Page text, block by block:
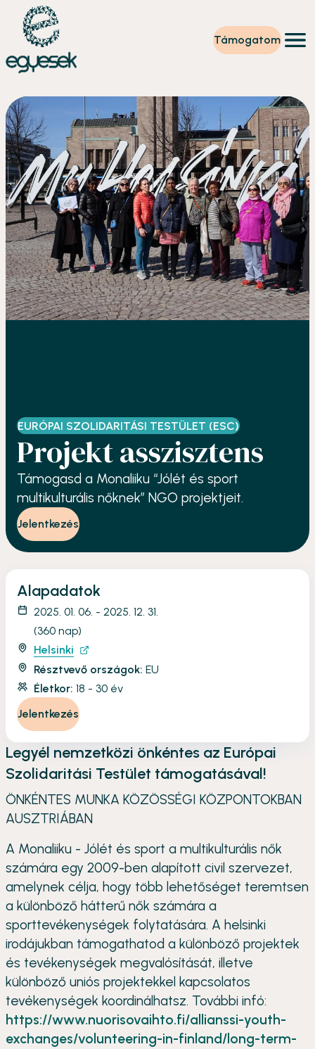
Támogatom
Képzések
Önkéntesség
Szintet lépek
Tevékenységeink
Rólunk
Partnerek
Adományzóna
Hírek
HU
EURÓPAI SZOLIDARITÁSI TESTÜLET (ESC)
Projekt asszisztens
Támogasd a Monaliiku “Jólét és sport
multikulturális nőknek” NGO projektjeit.
Jelentkezés
Legyél nemzetközi önkéntes az Európai
Szolidaritási Testület támogatásával!
ÖNKÉNTES MUNKA KÖZÖSSÉGI KÖZPONTOKBAN
AUSZTRIÁBAN
A Monaliiku - Jólét és sport a multikulturális nők
számára egy 2009-ben alapított civil szervezet,
amelynek célja, hogy több lehetőséget teremtsen
a különböző hátterű nők számára a
sporttevékenységek folytatására. A helsinki
irodájukban támogathatod a különböző projektek
és tevékenységek megvalósítását, illetve
különböző uniós projektekkel kapcsolatos
tevékenységek koordinálhatsz. További infó:
https://www.nuorisovaihto.fi/allianssi-youth-
exchanges/volunteering-in-finland/long-term-
Alapadatok
2025. 01. 06. - 2025. 12. 31.
(360 nap)
Helsinki
Résztvevő országok: EU
Életkor: 18 - 30 év
Jelentkezés